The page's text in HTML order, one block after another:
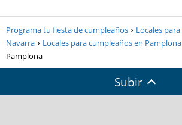
Programa tu fiesta de cumpleaños
Locales
Navarra
Locales para cumpleaños en Pamplona
Pamplona
Subir